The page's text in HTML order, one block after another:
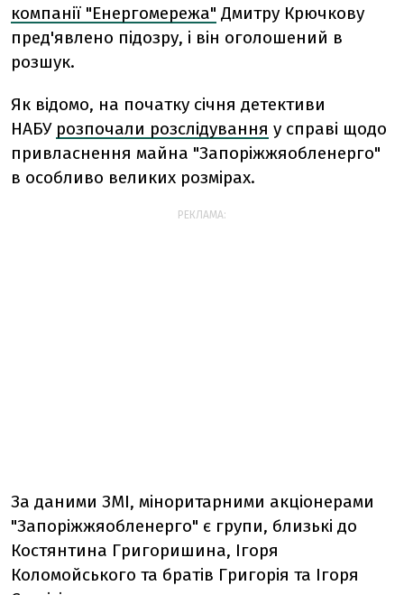
компанії "Енергомережа" Дмитру Крючкову
пред'явлено підозру, і він оголошений в
розшук.
Як відомо, на початку січня детективи
НАБУ розпочали розслідування у справі щодо
привласнення майна "Запоріжжяобленерго"
в особливо великих розмірах.
РЕКЛАМА:
За даними ЗМІ, міноритарними акціонерами
"Запоріжжяобленерго" є групи, близькі до
Костянтина Григоришина, Ігоря
Коломойського та братів Григорія та Ігоря